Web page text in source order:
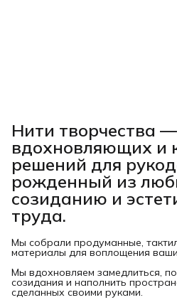
Нити творчества —
вдохновляющих и
решений для
рожденный из
созиданию и
труда.
Мы собрали продуманные,
материалы для воплощения
Мы вдохновляем замедлиться,
созидания и наполнить
сделанных своими руками.